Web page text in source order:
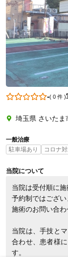
-( 0 件)
埼玉県 さいたま
一般治療
駐車場あり
コロナ
当院について
当院は受付順に施
予約制ではござい
施術のお問い合わ
当院は、手技と
合わせ、患者様
す。
「健康